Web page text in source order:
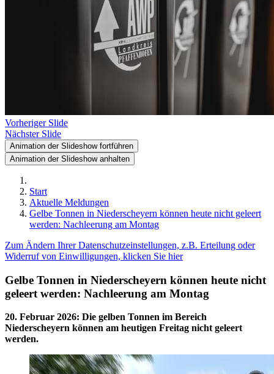
Vorheriger Slide
Nächster Slide
Animation der Slideshow fortführen
Animation der Slideshow anhalten
Start
Aktuelle Meldungen
Gelbe Tonnen in Niederscheyern können heute nicht geleert
werden: Nachleerung am Montag
Zum Ändern Ihrer Datenschutzeinstellungen, z.B. Erteilung oder
Widerruf von Einwilligungen, klicken Sie hier
Gelbe Tonnen in Niederscheyern können heute nicht
geleert werden: Nachleerung am Montag
20. Februar 2026: Die gelben Tonnen im Bereich
Niederscheyern können am heutigen Freitag nicht geleert
werden.